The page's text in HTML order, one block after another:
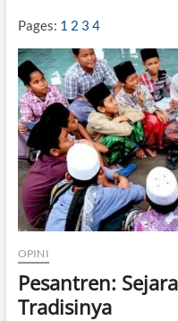
i
a
l
a
P
e
s
a
n
t
r
e
m
b
a
c
a
U
l
a
n
g
E
k
o
l
i
P
e
Pages: 1 2 3 4
OPINI
Pesantren:
Tradisinya